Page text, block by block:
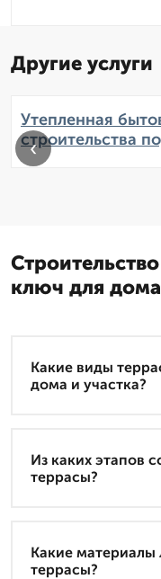
Другие услуги
Утепленная
строительства
‹
ключ для
Какие виды
дома и участка?
Из каких этапов
террасы?
Какие материалы
террасы?